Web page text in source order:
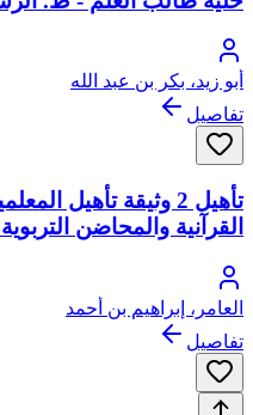
أبو زيد، بكر بن عبد الله
تفاصيل
تأهيل 2 وثيقة تأهيل
القرآنية والمحاضن
العامر، إبراهيم بن أحمد
تفاصيل